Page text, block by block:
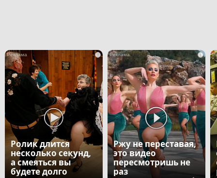
i
Ролик длится
несколько секунд,
а смеяться вы
будете долго
i
Ржу не переставая,
это видео
пересмотришь не
раз